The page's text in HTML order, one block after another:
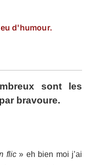
d'humour.
sont les
bravoure.
flic» eh bien moi j’ai